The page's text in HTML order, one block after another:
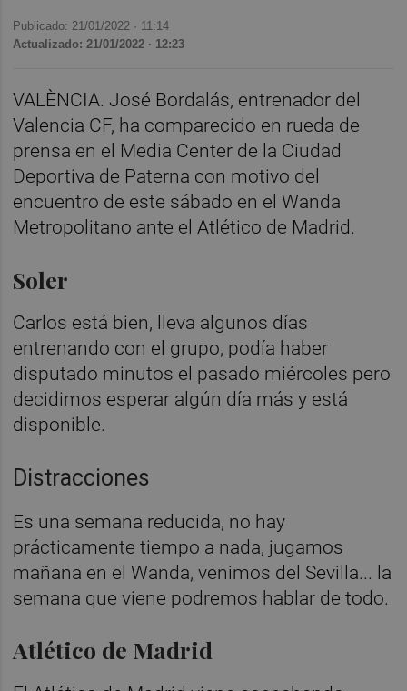
Publicado: 21/01/2022 · 11:14
Actualizado: 21/01/2022 · 12:23
VALÈNCIA. José Bordalás, entrenador del
Valencia CF, ha comparecido en rueda de
prensa en el Media Center de la Ciudad
Deportiva de Paterna con motivo del
encuentro de este sábado en el Wanda
Metropolitano ante el Atlético de Madrid.
Soler
Carlos está bien, lleva algunos días
entrenando con el grupo, podía haber
disputado minutos el pasado miércoles pero
decidimos esperar algún día más y está
disponible.
Distracciones
Es una semana reducida, no hay
prácticamente tiempo a nada, jugamos
mañana en el Wanda, venimos del Sevilla... la
semana que viene podremos hablar de todo.
Atlético de Madrid